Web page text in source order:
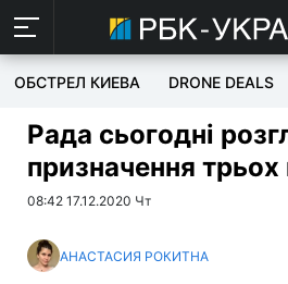
ОБСТРЕЛ КИЕВА DRONE DEALS
Рада сьогодні
призначення трьох
08:42 17.12.2020 Чт
АНАСТАСИЯ РОКИТНА